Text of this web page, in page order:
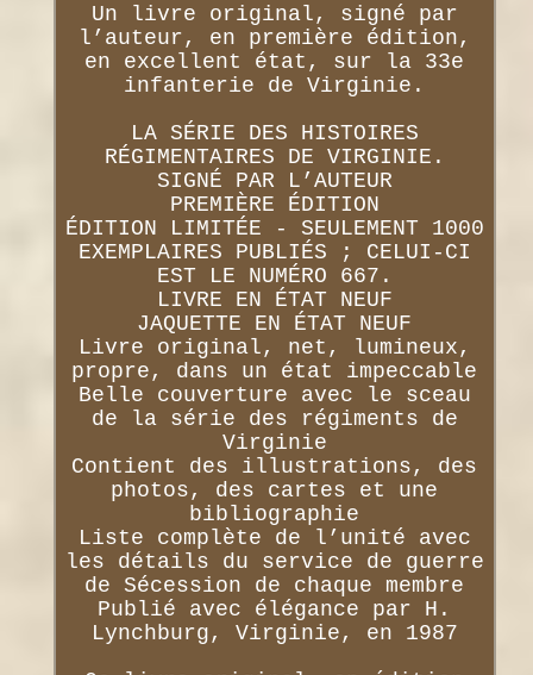
Un livre original, signé par
l’auteur, en première édition,
en excellent état, sur la 33e
infanterie de Virginie.
LA SÉRIE DES HISTOIRES
RÉGIMENTAIRES DE VIRGINIE.
SIGNÉ PAR L’AUTEUR
PREMIÈRE ÉDITION
ÉDITION LIMITÉE - SEULEMENT 1000
EXEMPLAIRES PUBLIÉS ; CELUI-CI
EST LE NUMÉRO 667.
LIVRE EN ÉTAT NEUF
JAQUETTE EN ÉTAT NEUF
Livre original, net, lumineux,
propre, dans un état impeccable
Belle couverture avec le sceau
de la série des régiments de
Virginie
Contient des illustrations, des
photos, des cartes et une
bibliographie
Liste complète de l’unité avec
les détails du service de guerre
de Sécession de chaque membre
Publié avec élégance par H.
Lynchburg, Virginie, en 1987